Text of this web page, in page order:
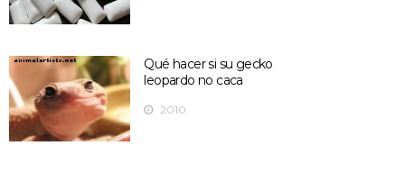
Qué hacer si su gecko
leopardo no caca
2010